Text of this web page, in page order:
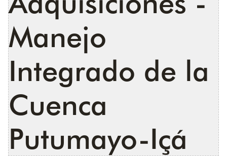
Manejo
Integrado de la
Cuenca
Putumayo-Içá